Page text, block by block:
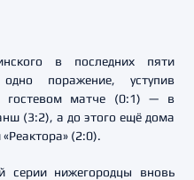
в последних пяти
поражение, уступив
матче (0:1) — в
(3:2), а до этого ещё дома
(2:0).
серии нижегородцы вновь